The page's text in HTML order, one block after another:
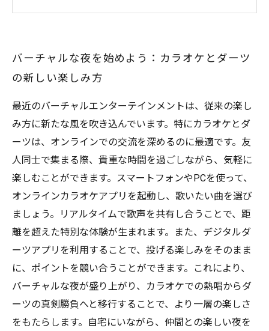
特別な夜の演出：カラオケとダーツの組み合わ
せ
思い出に残るバーチャルナイト：みんなの反応
をシェア
次回の月曜日を楽しみに：カラオケとダーツで
繰り広げる新たな経験
バーチャルな夜を始めよう：カラオケとダーツ
の新しい楽しみ方
最近のバーチャルエンターテインメントは、従来の楽し
み方に新たな風を吹き込んでいます。特にカラオケとダ
ーツは、オンラインでの交流を深めるのに最適です。友
人同士で集まる際、貴重な時間を過ごしながら、気軽に
楽しむことができます。スマートフォンやPCを使って、
オンラインカラオケアプリを起動し、歌いたい曲を選び
ましょう。リアルタイムで歌声を共有し合うことで、距
離を超えた特別な体験が生まれます。また、デジタルダ
ーツアプリを利用することで、投げる楽しみをそのまま
に、ポイントを競い合うことができます。これにより、
バーチャルな夜が盛り上がり、カラオケでの熱唱からダ
ーツの真剣勝負へと移行することで、より一層の楽しさ
をもたらします。自宅にいながら、仲間との楽しい夜を